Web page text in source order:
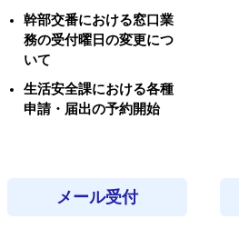
幹部交番における窓口業
務の受付曜日の変更につ
いて
生活安全課における各種
申請・届出の予約開始
メール受付